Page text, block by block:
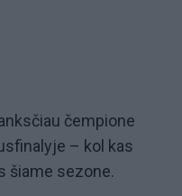
čempione
– kol kas
šiame sezone.